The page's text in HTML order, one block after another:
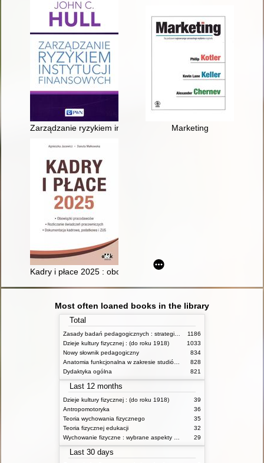
Zarządzanie ryzykiem instytucji finansowych
Marketing
Kadry i płace 2025 : obowiązki pracodawców, rozliczanie
Most often loaned books in the library
Total
1186
Dzieje kultury fizycznej : (do roku 1918)
1033
Nowy słownik pedagogiczny
834
828
Dydaktyka ogólna
821
Last 12 months
Dzieje kultury fizycznej : (do roku 1918)
39
Antropomotoryka
36
Teoria wychowania fizycznego
35
Teoria fizycznej edukacji
32
29
Last 30 days